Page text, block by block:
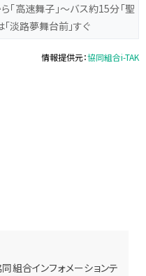
「高速舞子」～バス約15分「聖
淡路夢舞台前」すぐ
情報提供元：協同組合i-TAK
組合インフォメーションテ